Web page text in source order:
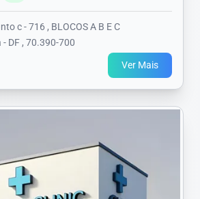
c - 716 , BLOCOS A B E C
DF , 70.390-700
Ver Mais